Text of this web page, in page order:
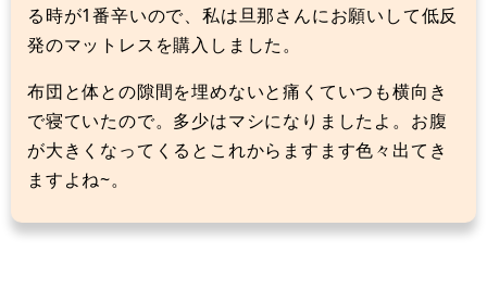
る時が1番辛いので、私は旦那さんにお願いして低反
発のマットレスを購入しました。
布団と体との隙間を埋めないと痛くていつも横向き
で寝ていたので。多少はマシになりましたよ。お腹
が大きくなってくるとこれからますます色々出てき
ますよね~。